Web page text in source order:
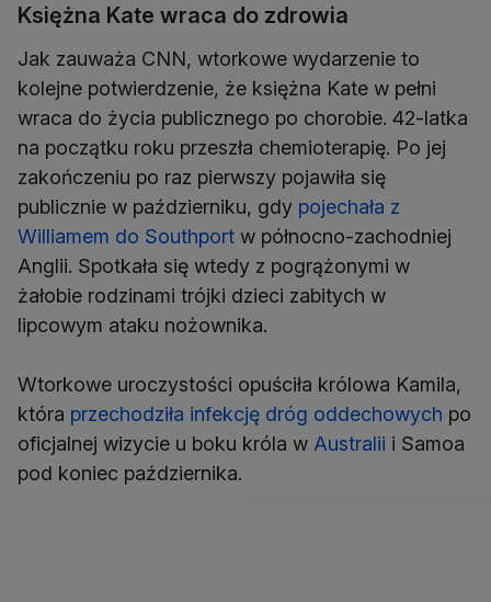
Księżna Kate wraca do zdrowia
Jak zauważa CNN, wtorkowe wydarzenie to
kolejne potwierdzenie, że księżna Kate w pełni
wraca do życia publicznego po chorobie. 42-latka
na początku roku przeszła chemioterapię. Po jej
zakończeniu po raz pierwszy pojawiła się
publicznie w październiku, gdy pojechała z
Williamem do Southport w północno-zachodniej
Anglii. Spotkała się wtedy z pogrążonymi w
żałobie rodzinami trójki dzieci zabitych w
lipcowym ataku nożownika.
Wtorkowe uroczystości opuściła królowa Kamila,
która przechodziła infekcję dróg oddechowych po
oficjalnej wizycie u boku króla w Australii i Samoa
pod koniec października.